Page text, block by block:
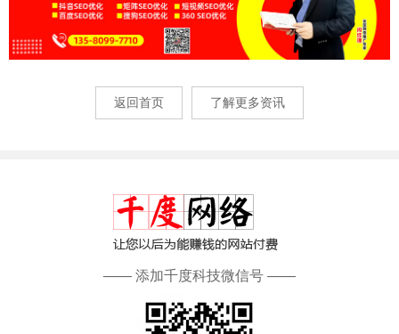
返回首页 了解更多资讯
—— 添加千度科技微信号 ——